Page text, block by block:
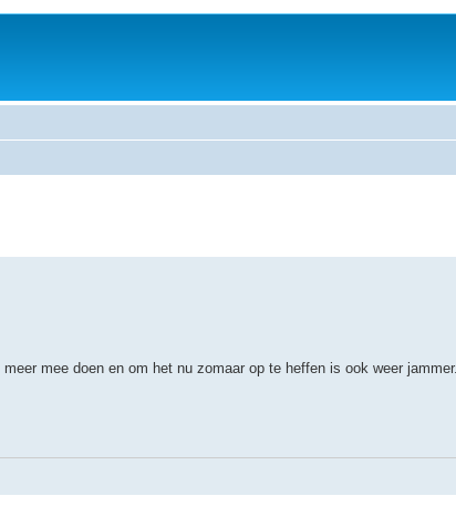
mee doen en om het nu zomaar op te heffen is ook weer jammer.